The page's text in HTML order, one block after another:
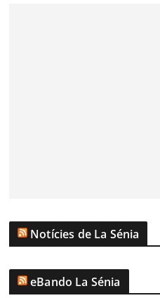
Notícies de La Sénia
eBando La Sénia